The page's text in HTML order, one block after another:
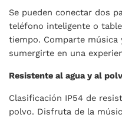
Se pueden conectar dos
teléfono inteligente o
tiempo. Comparte
sumergirte en una
Resistente al agua y al
Clasificación IP54 de
polvo. Disfruta de la